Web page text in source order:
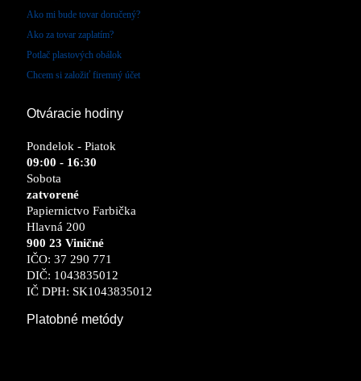
Ako mi bude tovar doručený?
Ako za tovar zaplatím?
Potlač plastových obálok
Chcem si založiť firemný účet
Otváracie hodiny
Pondelok - Piatok
09:00 - 16:30
Sobota
zatvorené
Papiernictvo Farbička
Hlavná 200
900 23 Viničné
IČO: 37 290 771
DIČ: 1043835012
IČ DPH: SK1043835012
Platobné metódy